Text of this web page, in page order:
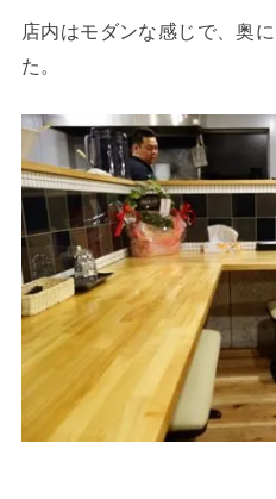
店内はモダンな感じで、奥
た。